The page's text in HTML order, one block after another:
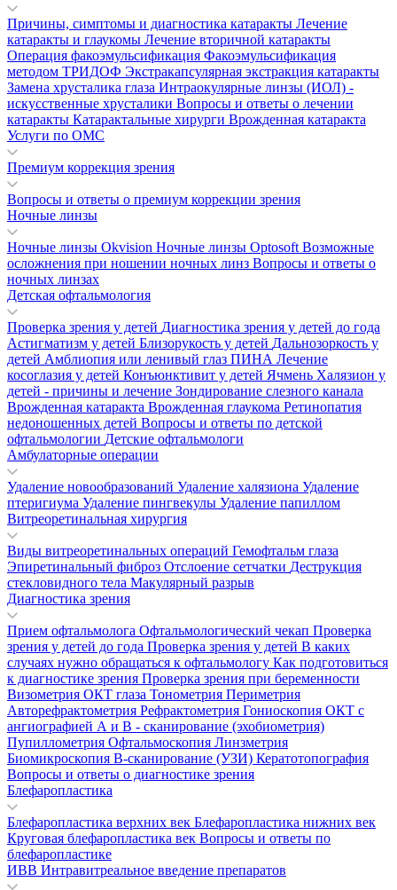
Причины, симптомы и диагностика катаракты Лечение
катаракты и глаукомы Лечение вторичной катаракты
Операция факоэмульсификация Факоэмульсификация
методом ТРИДОФ Экстракапсулярная экстракция катаракты
Замена хрусталика глаза Интраокулярные линзы (ИОЛ) -
искусственные хрусталики Вопросы и ответы о лечении
катаракты Катарактальные хирурги Врожденная катаракта
Услуги по ОМС
Премиум коррекция зрения
Вопросы и ответы о премиум коррекции зрения
Ночные линзы
Ночные линзы Okvision Ночные линзы Optosoft Возможные
осложнения при ношении ночных линз Вопросы и ответы о
ночных линзах
Детская офтальмология
Проверка зрения у детей Диагностика зрения у детей до года
Астигматизм у детей Близорукость у детей Дальнозоркость у
детей Амблиопия или ленивый глаз ПИНА Лечение
косоглазия у детей Конъюнктивит у детей Ячмень Халязион у
детей - причины и лечение Зондирование слезного канала
Врожденная катаракта Врожденная глаукома Ретинопатия
недоношенных детей Вопросы и ответы по детской
офтальмологии Детские офтальмологи
Амбулаторные операции
Удаление новообразований Удаление халязиона Удаление
птеригиума Удаление пингвекулы Удаление папиллом
Витреоретинальная хирургия
Виды витреоретинальных операций Гемофтальм глаза
Эпиретинальный фиброз Отслоение сетчатки Деструкция
стекловидного тела Макулярный разрыв
Диагностика зрения
Прием офтальмолога Офтальмологический чекап Проверка
зрения у детей до года Проверка зрения у детей В каких
случаях нужно обращаться к офтальмологу Как подготовиться
к диагностике зрения Проверка зрения при беременности
Визометрия ОКТ глаза Тонометрия Периметрия
Авторефрактометрия Рефрактометрия Гониоскопия ОКТ с
ангиографией А и В - сканирование (эхобиометрия)
Пупиллометрия Офтальмоскопия Линзметрия
Биомикроскопия В-сканирование (УЗИ) Кератотопография
Вопросы и ответы о диагностике зрения
Блефаропластика
Блефаропластика верхних век Блефаропластика нижних век
Круговая блефаропластика век Вопросы и ответы по
блефаропластике
ИВВ Интравитреальное введение препаратов